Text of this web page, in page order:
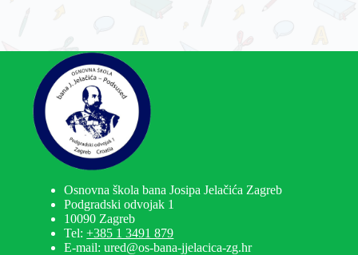
Osnovna škola bana Josipa Jelačića Zagreb
Podgradski odvojak 1
10090 Zagreb
Tel:+385 1 3491 879
E-mail: ured@os-bana-jjelacica-zg.hr